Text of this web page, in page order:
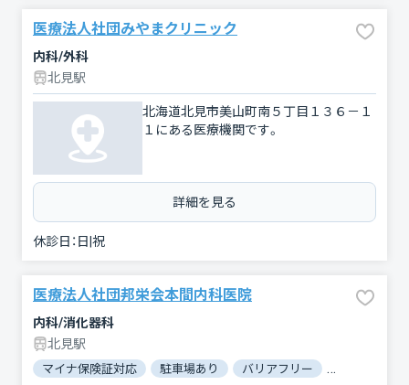
医療法人社団みやまクリニック
内科/外科
北見駅
北海道北見市美山町南５丁目１３６－１
１にある医療機関です。
詳細を見る
休診日： 日|祝
医療法人社団邦栄会本間内科医院
内科/消化器科
北見駅
マイナ保険証対応 駐車場あり バリアフリー